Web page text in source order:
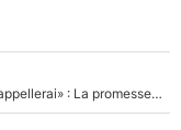
Mercato - OM - «Dès que je prends un club, je t’appellerai» : La promesse de Marcelino au moment de claquer la porte